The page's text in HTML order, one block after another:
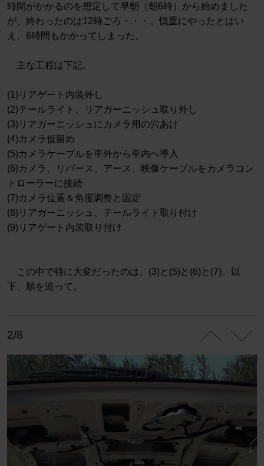
時間がかかるのを想定して早朝（朝6時）から始めました
が、終わったのは12時ごろ・・・。慎重にやったとはい
え、6時間もかかってしまった。
主な工程は下記。
(1)リアゲート内装外し
(2)テールライト、リアガーニッシュ取り外し
(3)リアガーニッシュにカメラ用の穴あけ
(4)カメラ仮留め
(5)カメラケーブルを車外から車内へ導入
(6)カメラ、リバース、アース、映像ケーブルをカメラコン
トローラーに接続
(7)カメラ位置＆角度調整と固定
(8)リアガーニッシュ、テールライト取り付け
(9)リアゲート内装取り付け
この中で特に大変だったのは、(3)と(5)と(6)と(7)。以
下、順を追って。
2/8